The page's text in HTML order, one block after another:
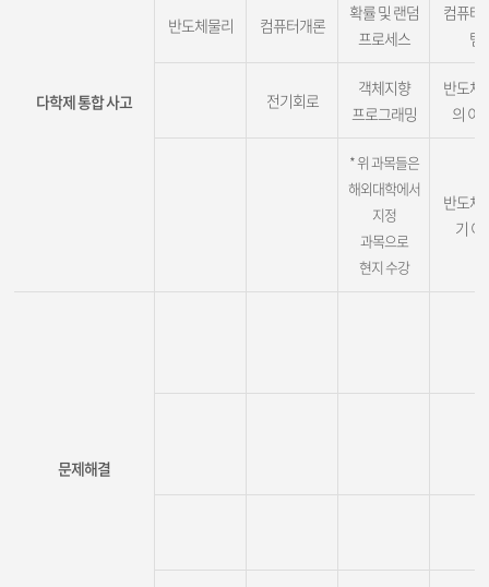
다학제 통합 사고
반도체물리 컴퓨터개론
확률 및 랜덤
프로세스
컴퓨터
템
전기회로
객체지향
프로그래밍
반도체
의 이
* 위 과목들은
해외대학에서
지정
과목으로
현지 수강
반도체
기 이
문제해결